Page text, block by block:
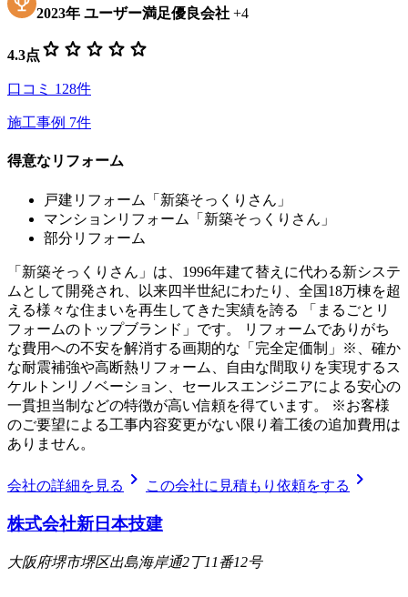
2023年 ユーザー満足優良会社 +4
4.3点 star star star star star
口コミ 128件
施工事例 7件
得意なリフォーム
戸建リフォーム「新築そっくりさん」
マンションリフォーム「新築そっくりさん」
部分リフォーム
「新築そっくりさん」は、1996年建て替えに代わる新システ
ムとして開発され、以来四半世紀にわたり、全国18万棟を超
える様々な住まいを再生してきた実績を誇る 「まるごとリ
フォームのトップブランド」です。 リフォームでありがち
な費用への不安を解消する画期的な「完全定価制」※、確か
な耐震補強や高断熱リフォーム、自由な間取りを実現するス
ケルトンリノベーション、セールスエンジニアによる安心の
一貫担当制などの特徴が高い信頼を得ています。 ※お客様
のご要望による工事内容変更がない限り着工後の追加費用は
ありません。
会社の詳細を見る chevron_right この会社に見積もり依頼をする chevron_right
株式会社新日本技建
大阪府堺市堺区出島海岸通2丁11番12号